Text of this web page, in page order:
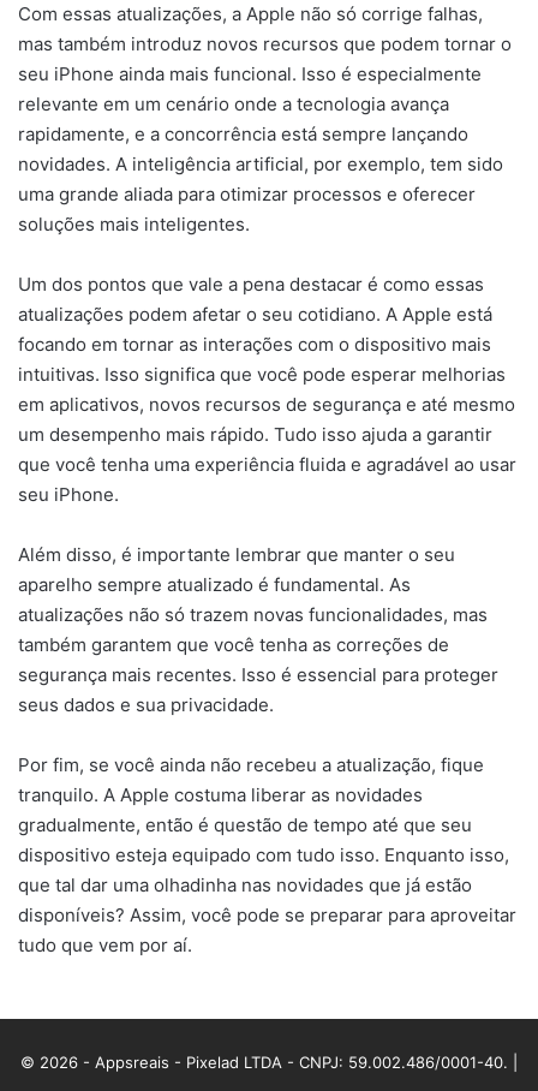
Com essas atualizações, a Apple não só corrige falhas,
mas também introduz novos recursos que podem tornar o
seu iPhone ainda mais funcional. Isso é especialmente
relevante em um cenário onde a tecnologia avança
rapidamente, e a concorrência está sempre lançando
novidades. A inteligência artificial, por exemplo, tem sido
uma grande aliada para otimizar processos e oferecer
soluções mais inteligentes.
Um dos pontos que vale a pena destacar é como essas
atualizações podem afetar o seu cotidiano. A Apple está
focando em tornar as interações com o dispositivo mais
intuitivas. Isso significa que você pode esperar melhorias
em aplicativos, novos recursos de segurança e até mesmo
um desempenho mais rápido. Tudo isso ajuda a garantir
que você tenha uma experiência fluida e agradável ao usar
seu iPhone.
Além disso, é importante lembrar que manter o seu
aparelho sempre atualizado é fundamental. As
atualizações não só trazem novas funcionalidades, mas
também garantem que você tenha as correções de
segurança mais recentes. Isso é essencial para proteger
seus dados e sua privacidade.
Por fim, se você ainda não recebeu a atualização, fique
tranquilo. A Apple costuma liberar as novidades
gradualmente, então é questão de tempo até que seu
dispositivo esteja equipado com tudo isso. Enquanto isso,
que tal dar uma olhadinha nas novidades que já estão
disponíveis? Assim, você pode se preparar para aproveitar
tudo que vem por aí.
© 2026 - Appsreais - Pixelad LTDA - CNPJ: 59.002.486/0001-40. |